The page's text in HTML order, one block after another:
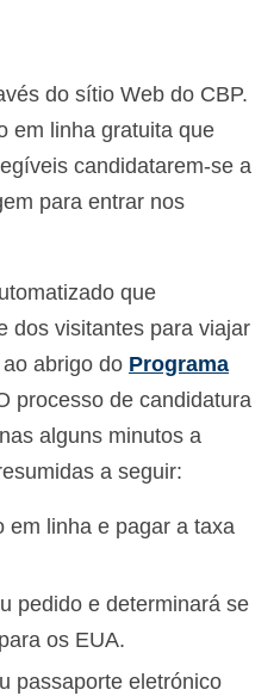
do sítio Web do CBP.
em linha gratuita que
candidatarem-se a
para entrar nos
que
dos visitantes para viajar
abrigo do Programa
processo de candidatura
alguns minutos a
a seguir:
em linha e pagar a taxa
pedido e determinará se
os EUA.
passaporte eletrónico